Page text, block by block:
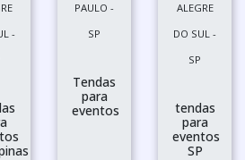
-
PAULO -
SP
Tendas
para
eventos
ALEGRE
DO SUL -
SP
tendas
para
eventos
SP